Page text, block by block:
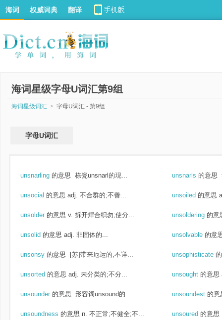
海词 权威词典 翻译
海词星级字母U词汇第9组
海词星级词汇 > 字母U词汇 - 第9组
字母U词汇
unsnarling 的意思 栋瓷unsnarl的现... unsnarls 的意思
unsocial 的意思 adj. 不合群的;不善... unsoiled 的意思
unsolder 的意思 v. 拆开焊合织勿;使分... unsoldering 的意
unsolid 的意思 adj. 非固体的... unsolvable 的意
unsonsy 的意思 [苏]带来厄运的,不详... unsophisticate
unsorted 的意思 adj. 未分类的;不分... unsought 的意思
unsounder 的意思 形容词unsound的... unsoundest 的意
unsoundness 的意思 n. 不正常;不健全;不... unsoured 的意思